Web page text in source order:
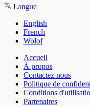
Langue
English
French
Wolof
Accueil
À propos
Contactez nous
Politique de
Conditions
Partenaires